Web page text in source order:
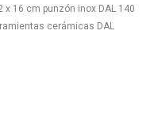
16 cm punzón inox DAL 140
cerámicas DAL